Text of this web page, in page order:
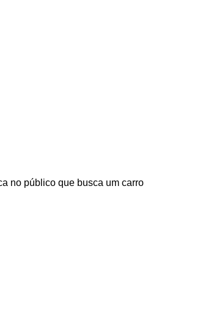
no público que busca um carro